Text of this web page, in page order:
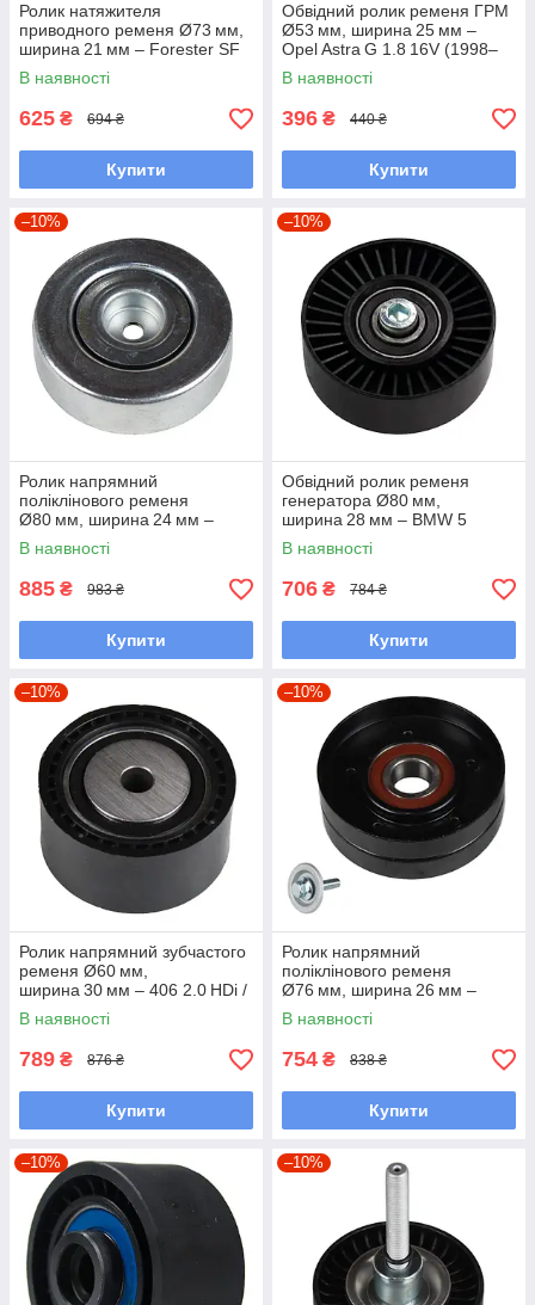
Ролик натяжителя
приводного ременя Ø73 мм,
ширина 21 мм – Forester SF
2.0–2.5 AWD (EJ20/EJ25;
1997–2008) / Outback BH
В наявності
625 ₴ 694 ₴
Купити
Обвідний ролик ременя ГРМ
Ø53 мм, ширина 25 мм –
Opel Astra G 1.8 16V (1998–
2005) – Astra G (1998–2005)
В наявності
396 ₴ 440 ₴
Купити
–10%
Ролик напрямний
поліклінового ременя
Ø80 мм, ширина 24 мм –
BMW 5 E39 (M51 2.5 TD;
1996–2004) / Opel Omega B
В наявності
885 ₴ 983 ₴
Купити
–10%
Обвідний ролик ременя
генератора Ø80 мм,
ширина 28 мм – BMW 5
Series E60/E61 2.0 D/2.0 D
(2004–2010) –
В наявності
706 ₴ 784 ₴
Купити
–10%
Ролик напрямний зубчастого
ременя Ø60 мм,
ширина 30 мм – 406 2.0 HDi /
Berlingo 2.0 HDi / Xsara
Picasso 2.0 HDi (1998–2006)
В наявності
789 ₴ 876 ₴
Купити
–10%
Ролик напрямний
поліклінового ременя
Ø76 мм, ширина 26 мм –
Golf IV 1.4‑1.6 MPI
(AHW/AXP/AZD; 1997–2006) /
В наявності
754 ₴ 838 ₴
Купити
–10% –10%